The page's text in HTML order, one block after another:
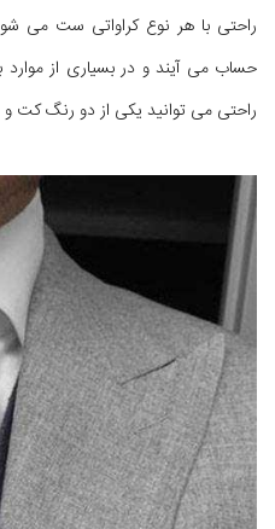
راحتی با هر نوع کراواتی ست می
حساب می آیند و در بسیاری از
راحتی می توانید یکی از دو رنگ کت و